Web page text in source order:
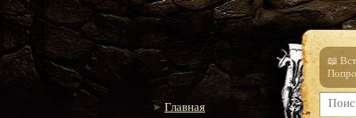
Главная
📖